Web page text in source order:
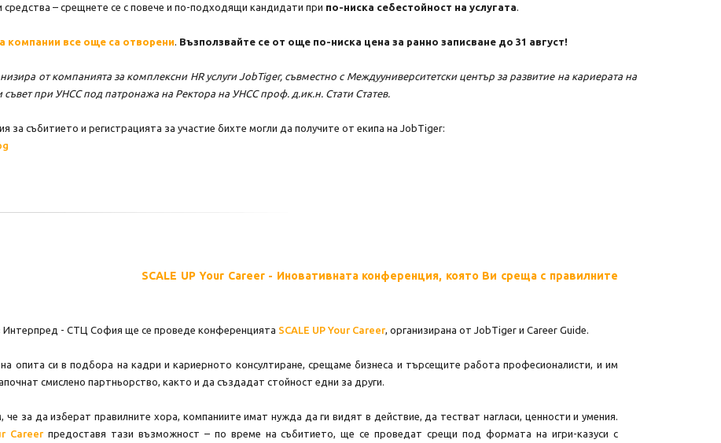
средства – срещнете се с повече и по-подходящи кандидати при по-ниска себестойност на услугата
компании все още са отворени Възползвайте се от още по-ниска цена за ранно записване до 31 август!
от компанията за комплексни HR услуги JobTiger, съвместно с Междууниверситетски център за развитие на кариерата на
съвет при УНСС под патронажа на Ректора на УНСС проф. д.ик.н. Стати Статев.
за събитието и регистрацията за участие бихте могли да получите от екипа на JobTiger:
SCALE UP Your Career - Иновативната конференция, която Ви среща с правилните
Интерпред - СТЦ София ще се проведе конференцията SCALE UP Your Career , организирана от JobTiger и Career Guide.
опита си в подбора на кадри и кариерното консултиране, срещаме бизнеса и търсещите работа професионалисти, и им
смислено партньорство, както и да създадат стойност едни за други.
че за да изберат правилните хора, компаниите имат нужда да ги видят в действие, да тестват нагласи, ценности и умения.
Careerпредоставя тази възможност – по време на събитието, ще се проведат срещи под формата на игри-казуси с